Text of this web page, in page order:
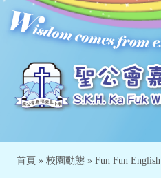
首頁 » 校園動態 » Fun Fun English